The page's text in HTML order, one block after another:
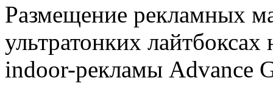
Размещение рекламных
ультратонких
indoor-рекламы Advance